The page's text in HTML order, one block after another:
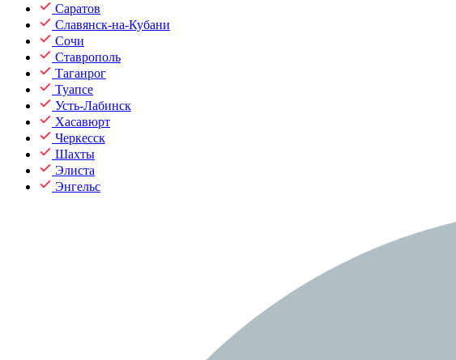
Саратов
Славянск-на-Кубани
Сочи
Ставрополь
Таганрог
Туапсе
Усть-Лабинск
Хасавюрт
Черкесск
Шахты
Элиста
Энгельс